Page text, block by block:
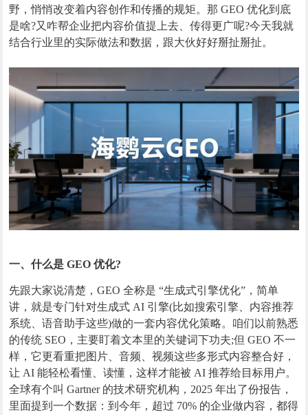
野，悄悄改变着内容创作和传播的规矩。那 GEO 优化到底
是啥?又咋帮企业把内容价值提上去、传得更广呢?今天我就
结合行业里的实际做法和数据，跟大伙好好掰扯掰扯。
一、什么是 GEO 优化?
先跟大家说清楚，GEO 全称是 “生成式引擎优化”，简单
讲，就是专门针对生成式 AI 引擎(比如搜索引擎、内容推荐
系统、语音助手这些)做的一套内容优化策略。咱们以前熟悉
的传统 SEO，主要盯着文本里的关键词下功夫;但 GEO 不一
样，它更看重把图片、音频、视频这些多形式内容整合好，
让 AI 能轻松看懂、读懂，这样才能被 AI 推荐给目标用户。
全球有个叫 Gartner 的技术研究机构，2025 年出了份报告，
里面提到一个数据：到今年，超过 70% 的企业做内容，都得